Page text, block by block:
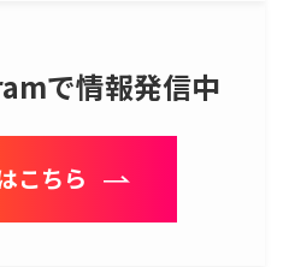
で情報発信中
こちら